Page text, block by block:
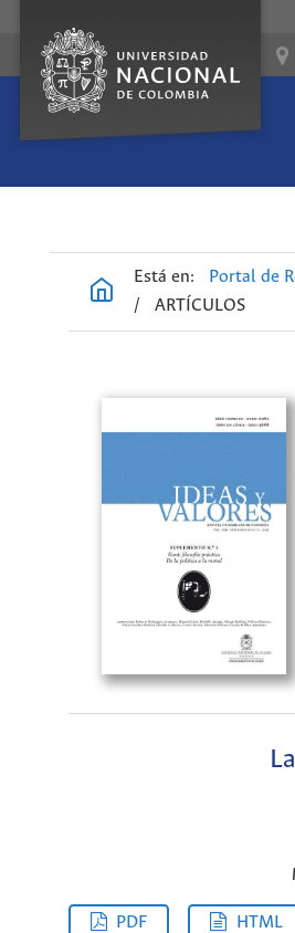
Está en: Portal de
/
ARTÍCULOS
PDF HTML